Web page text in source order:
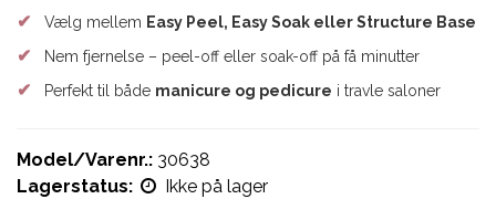
✔ Vælg mellem Easy Peel, Easy Soak eller Structure Base
✔ Nem fjernelse – peel-off eller soak-off på få minutter
✔ Perfekt til både manicure og pedicure i travle saloner
Model/Varenr.: 30638
Lagerstatus:
Ikke på lager